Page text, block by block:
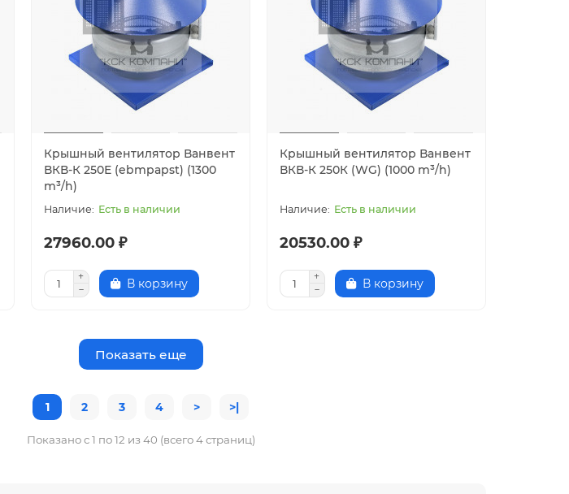
Крышный вентилятор Ванвент
ВКВ-К 250Е (ebmpapst) (1300
m³/h)
Есть в наличии
27960.00 ₽
В корзину
Крышный вентилятор Ванвент
ВКВ-К 250К (WG) (1000 m³/h)
Есть в наличии
20530.00 ₽
В корзину
Показать еще
1 2 3 4 > >|
Показано с 1 по 12 из 40 (всего 4 страниц)